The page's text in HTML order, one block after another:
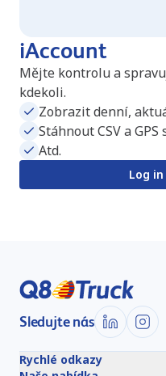
iAccount
Mějte kontrolu a
kdekoli.
Zobrazit denní,
Stáhnout CSV a
Atd.
Log
Sledujte nás
Rychlé odkazy